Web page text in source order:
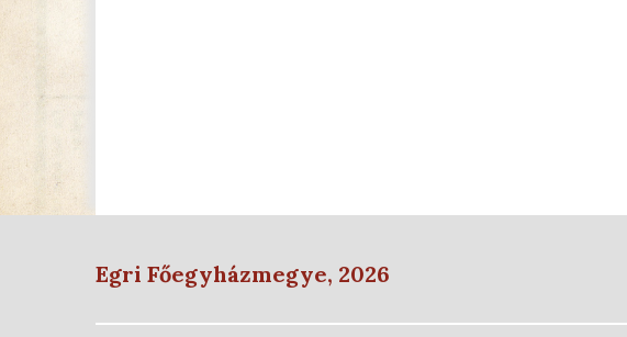
Egri Főegyházmegye, 2026